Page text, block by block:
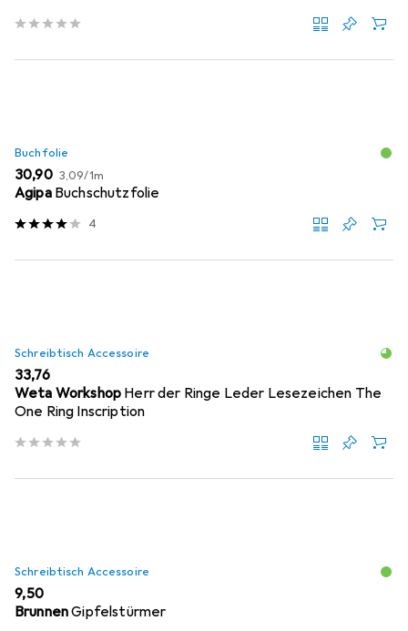
Buchfolie
EUR
30,90 EUR
3,09/1m
Agipa Buchschutzfolie
4
Schreibtisch Accessoire
EUR
33,76
Weta Workshop Herr der Ringe Leder Lesezeichen The
One Ring Inscription
Schreibtisch Accessoire
EUR
9,50
BrunnenGipfelstürmer